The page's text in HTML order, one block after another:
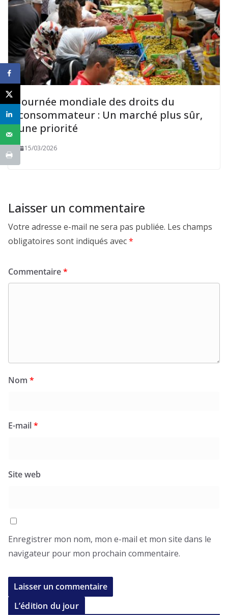
Journée mondiale des droits du
consommateur : Un marché plus sûr,
une priorité
15/03/2026
Laisser un commentaire
Votre adresse e-mail ne sera pas publiée. Les champs
obligatoires sont indiqués avec*
Commentaire*
Nom *
E-mail*
Site web
Enregistrer mon nom, mon e-mail et mon site dans le
navigateur pour mon prochain commentaire.
L’édition du jour